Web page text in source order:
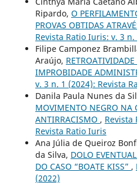
Ripardo, O
PROVAS OBTIDAS
Revista Ratio Iuris: v. 3
Filipe Camponez
Araújo,
IMPROBIDADE
v. 3 n. 1 (2024): Revista
Danila Paula Nunes da
MOVIMENTO NEGRO NA
ANTIRRACISMO , Revista
Revista Ratio Iuris
Ana Júlia de Queiroz
da Silva, DOLO
DO CASO “BOATE KISS” ,
(2022)